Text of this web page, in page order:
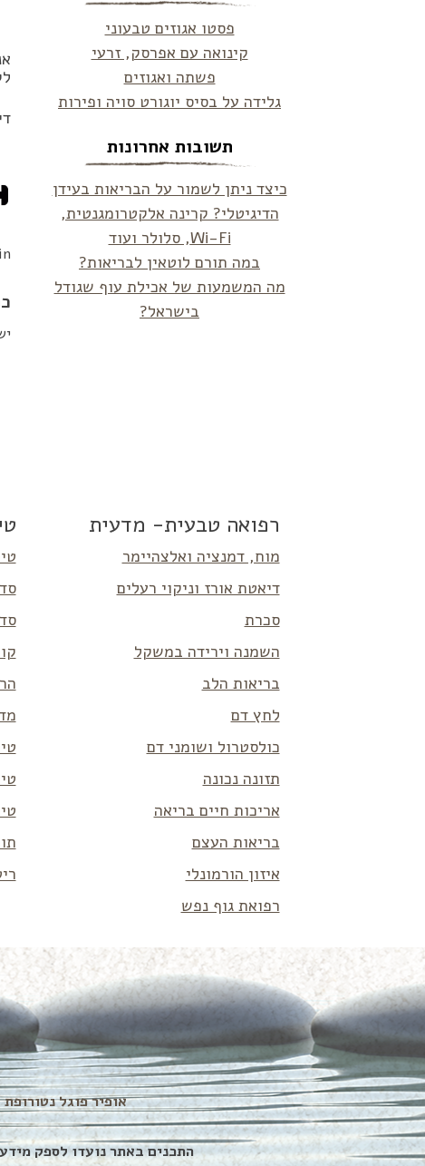
פסטו אגוזים טבעוני
קינואה עם אפרסק, זרעי
פשתה ואגוזים
גלידה על בסיס יוגורט סויה ופירות
תשובות אחרונות
כיצד ניתן לשמור על הבריאות בעידן
הדיגיטלי? קרינה אלקטרומגנטית,
Wi-Fi, סלולר ועוד
במה תורם לוטאין לבריאות?
מה המשמעות של אכילת עוף שגודל
בישראל?
רפואה טבעית- מדעית
מוח, דמנציה ואלצהיימר
דיאטת אורז וניקוי רעלים
סכרת
השמנה וירידה במשקל
בריאות הלב
לחץ דם
כולסטרול ושומני דם
תזונה נכונה
אריכות חיים בריאה
בריאות העצם
איזון הורמונלי
רפואת גוף נפש
אופיר פוגל נטורופת – כל
התכנים באתר נועדו לספק